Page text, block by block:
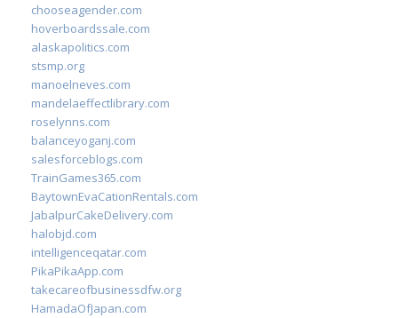
chooseagender.com
hoverboardssale.com
alaskapolitics.com
stsmp.org
manoelneves.com
mandelaeffectlibrary.com
roselynns.com
balanceyoganj.com
salesforceblogs.com
TrainGames365.com
BaytownEvaCationRentals.com
JabalpurCakeDelivery.com
halobjd.com
intelligenceqatar.com
PikaPikaApp.com
takecareofbusinessdfw.org
HamadaOfJapan.com